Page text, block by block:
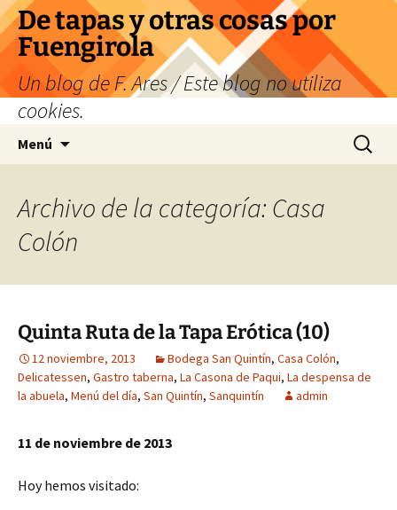
Saltar
al
contenido
De tapas y otras cosas por
Fuengirola
Un blog de F. Ares / Este blog no utiliza
cookies.
Menú Buscar:
Archivo de la categoría: Casa
Colón
Quinta Ruta de la Tapa Erótica (10)
12 noviembre, 2013 Bodega San Quintín, Casa Colón,
Delicatessen, Gastro taberna, La Casona de Paqui, La despensa de
la abuela, Menú del día, San Quintín, Sanquintín admin
11 de noviembre de 2013
Hoy hemos visitado: